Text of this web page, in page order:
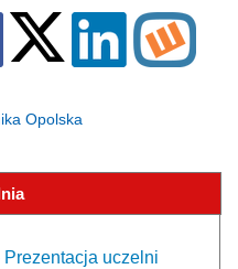
Opolska
uczelni